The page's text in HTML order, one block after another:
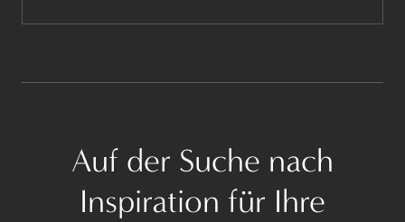
Auf der Suche nach
Inspiration für Ihre